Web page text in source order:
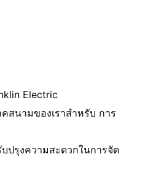
Electric
สนามของเราสําหรับ การ
ปรุงความสะดวกในการจัด